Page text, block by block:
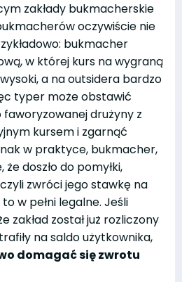
zakłady bukmacherskie
oczywiście nie
bukmacher
w której kurs na wygraną
a na outsidera bardzo
typer może obstawić
faworyzowanej drużyny z
kursem i zgarnąć
w praktyce, bukmacher,
doszło do pomyłki,
zwróci jego stawkę na
w pełni legalne. Jeśli
zakład został już rozliczony
na saldo użytkownika,
domagać się zwrotu